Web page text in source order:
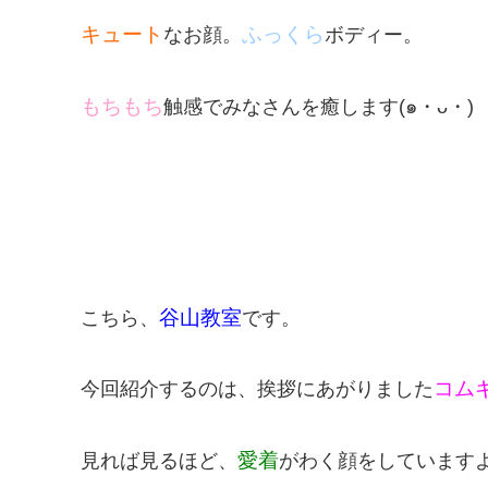
キュート なお顔。 ふっくら ボディー。
もちもち触感でみなさんを癒します(๑・ᴗ・)
こちら、 谷山教室です。
今回紹介するのは、挨拶にあがりました コム
見れば見るほど、 愛着がわく顔をしています